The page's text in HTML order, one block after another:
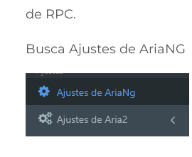
de RPC.
Busca Ajustes de AriaNG